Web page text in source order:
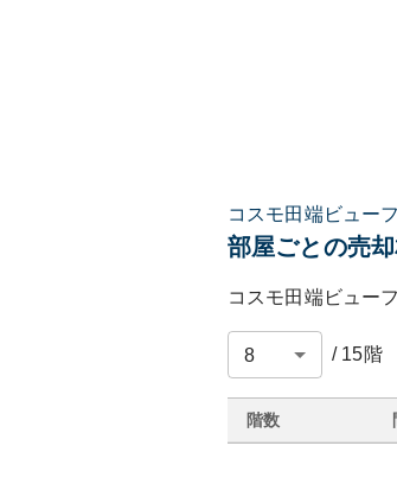
コスモ田端ビュー
部屋ごとの売
コスモ田端ビュー
/ 15階
階数